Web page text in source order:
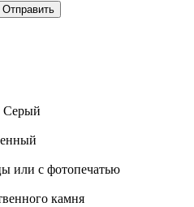
Серый
или с фотопечатью
камня